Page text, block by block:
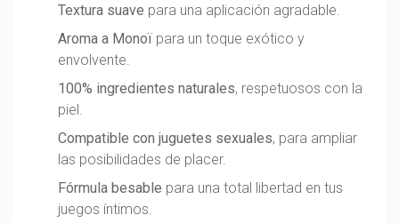
Textura suave para una aplicación agradable.
Aroma a Monoï para un toque exótico y
envolvente.
100% ingredientes naturales, respetuosos con la
piel.
Compatible con juguetes sexuales, para ampliar
las posibilidades de placer.
Fórmula besable para una total libertad en tus
juegos íntimos.